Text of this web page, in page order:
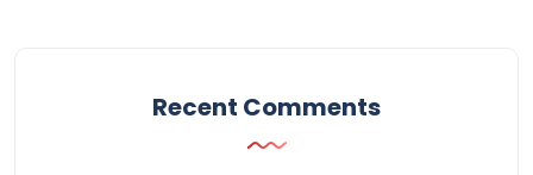
Recent Comments